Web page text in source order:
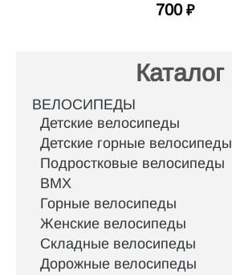
700 ₽
Каталог
ВЕЛОСИПЕДЫ
Детские велосипеды
Детские горные велосипеды
Подростковые велосипеды
BMX
Горные велосипеды
Женские велосипеды
Складные велосипеды
Дорожные велосипеды